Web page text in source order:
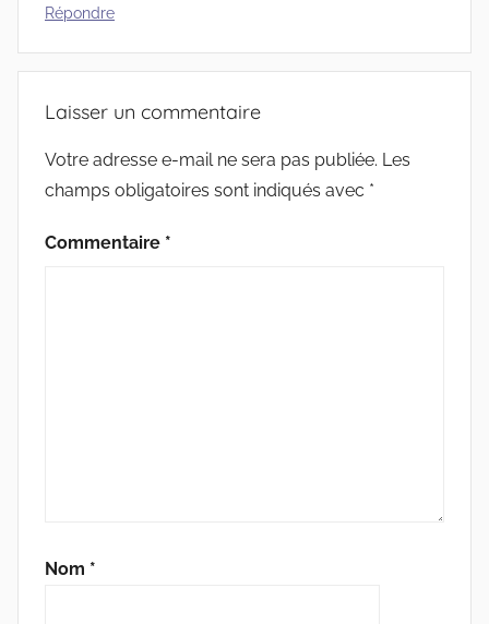
Répondre
Laisser un commentaire
Votre adresse e-mail ne sera pas publiée. Les
champs obligatoires sont indiqués avec *
Commentaire *
Nom *